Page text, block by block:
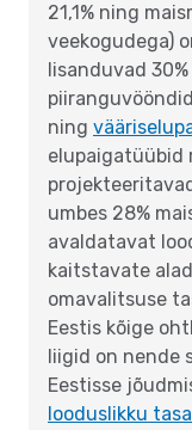
21,1% ning
veekogudega)
lisanduvad
ning
elupaigatüübid
umbes 28%
avaldatavat
kaitstavate
omavalitsuse
Eestis kõige
liigid on nende
Eestisse
looduslikku